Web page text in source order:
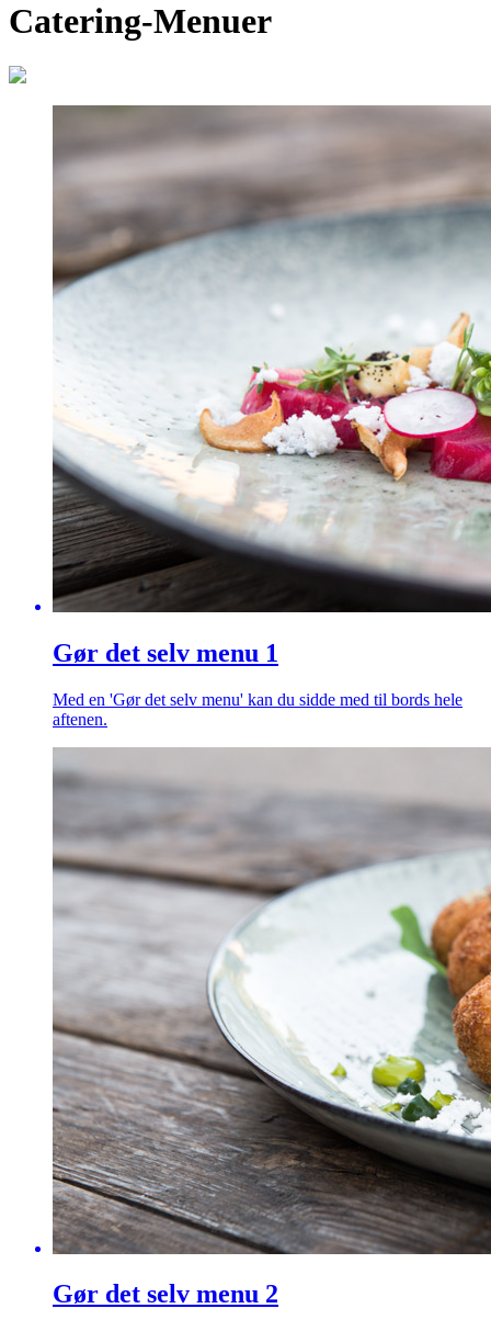
Catering-Menuer
Gør det selv menu 1
Med en 'Gør det selv menu' kan du sidde med til bords hele
aftenen.
Gør det selv menu 2